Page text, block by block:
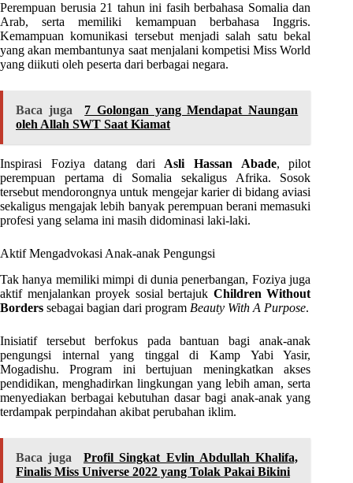
Perempuan berusia 21 tahun ini fasih berbahasa Somalia dan
Arab, serta memiliki kemampuan berbahasa Inggris.
Kemampuan komunikasi tersebut menjadi salah satu bekal
yang akan membantunya saat menjalani kompetisi Miss World
yang diikuti oleh peserta dari berbagai negara.
Baca juga
7 Golongan yang Mendapat Naungan
oleh Allah SWT Saat Kiamat
Inspirasi Foziya datang dari Asli Hassan Abade, pilot
perempuan pertama di Somalia sekaligus Afrika. Sosok
tersebut mendorongnya untuk mengejar karier di bidang aviasi
sekaligus mengajak lebih banyak perempuan berani memasuki
profesi yang selama ini masih didominasi laki-laki.
Aktif Mengadvokasi Anak-anak Pengungsi
Tak hanya memiliki mimpi di dunia penerbangan, Foziya juga
aktif menjalankan proyek sosial bertajuk Children Without
Borders sebagai bagian dari program Beauty With A Purpose.
Inisiatif tersebut berfokus pada bantuan bagi anak-anak
pengungsi internal yang tinggal di Kamp Yabi Yasir,
Mogadishu. Program ini bertujuan meningkatkan akses
pendidikan, menghadirkan lingkungan yang lebih aman, serta
menyediakan berbagai kebutuhan dasar bagi anak-anak yang
terdampak perpindahan akibat perubahan iklim.
Baca juga
Profil Singkat Evlin Abdullah Khalifa,
Finalis Miss Universe 2022 yang Tolak Pakai Bikini